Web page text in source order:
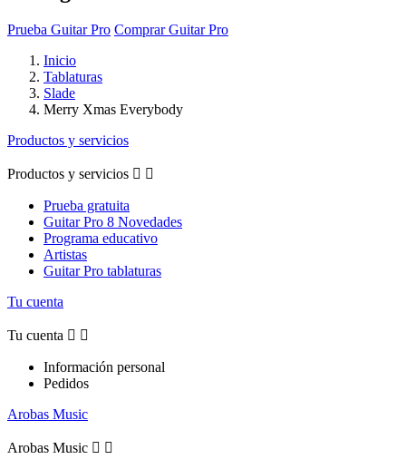
Prueba Guitar Pro Comprar Guitar Pro
Inicio
Tablaturas
Slade
Merry Xmas Everybody
Productos y servicios
Productos y servicios  
Prueba gratuita
Guitar Pro 8 Novedades
Programa educativo
Artistas
Guitar Pro tablaturas
Tu cuenta
Tu cuenta  
Información personal
Pedidos
Arobas Music
Arobas Music  